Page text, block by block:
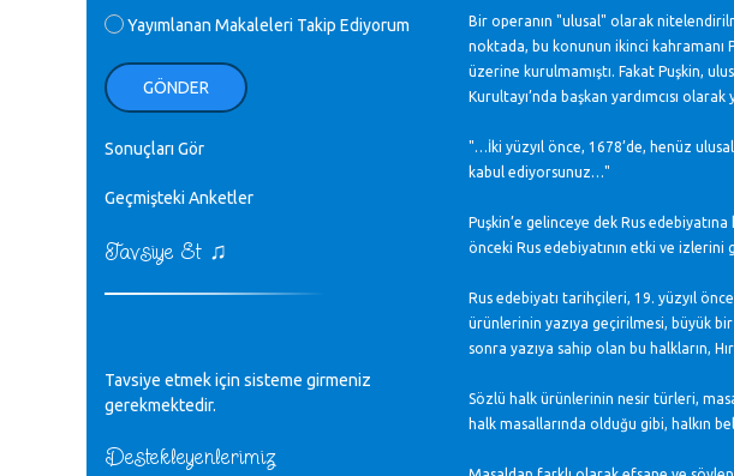
emek emeği geçen herkese en derin
ellerinden benim için öpün.
Kurtuluş Çelebi - 07.01.2023
♪
Mavi Nota - 24.11.2022
♪
Biliyorum Cüneyt bey, yazımda da
♪
sayın müfit bey bilgilerinizi kontrol
edi 6440 sayılı cso kurulrş kanununda
Yayımlanan Makaleleri Takip Ediyorum
GÖNDER
Sonuçları Gör
Geçmişteki Anketler
Tavsiye Et ♫
Tavsiye etmek için sisteme girmeniz
gerekmektedir.
Destekleyenlerimiz
Bir operanın "ulusal" olarak
noktada, bu konunun ikinci kahramanı
üzerine kurulmamıştı. Fakat Puşkin,
Kurultayı’nda başkan yardımcısı
"…İki yüzyıl önce, 1678’de, henüz
kabul ediyorsunuz…"
Puşkin’e gelinceye dek Rus
önceki Rus edebiyatının etki ve izlerini
Rus edebiyatı tarihçileri, 19. yüzyıl
ürünlerinin yazıya geçirilmesi, büyük
sonra yazıya sahip olan bu halkların,
Sözlü halk ürünlerinin nesir türleri,
halk masallarında olduğu gibi, halkın